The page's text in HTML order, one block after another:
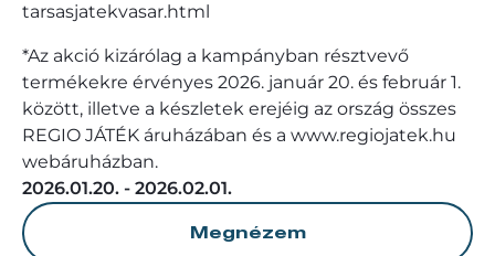
tarsasjatekvasar.html
*Az akció kizárólag a kampányban résztvevő
termékekre érvényes 2026. január 20. és február 1.
között, illetve a készletek erejéig az ország összes
REGIO JÁTÉK áruházában és a www.regiojatek.hu
webáruházban.
2026.01.20. - 2026.02.01.
Megnézem